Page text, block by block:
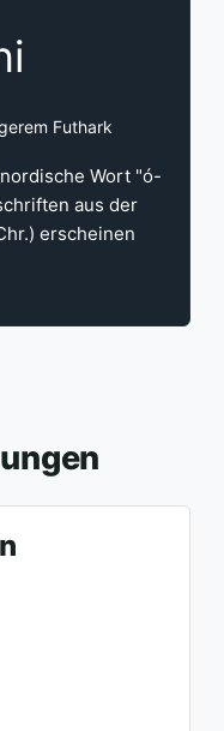
Futhark
Wort "ó-
aus der
erscheinen